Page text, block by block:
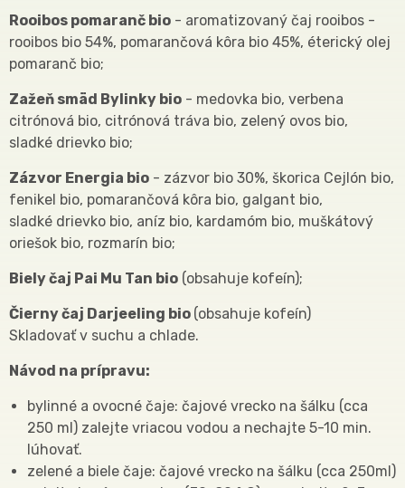
Rooibos pomaranč bio - aromatizovaný čaj rooibos -
rooibos bio 54%, pomarančová kôra bio 45%, éterický olej
pomaranč bio;
Zažeň smäd Bylinky bio - medovka bio, verbena
citrónová bio, citrónová tráva bio, zelený ovos bio,
sladké drievko bio;
Zázvor Energia bio - zázvor bio 30%, škorica Cejlón bio,
fenikel bio, pomarančová kôra bio, galgant bio,
sladké drievko bio, aníz bio, kardamóm bio, muškátový
oriešok bio, rozmarín bio;
Biely čaj Pai Mu Tan bio (obsahuje kofeín);
Čierny čaj Darjeeling bio (obsahuje kofeín)
Skladovať v suchu a chlade.
Návod na prípravu:
bylinné a ovocné čaje: čajové vrecko na šálku (cca
250 ml) zalejte vriacou vodou a nechajte 5-10 min.
lúhovať.
zelené a biele čaje: čajové vrecko na šálku (cca 250ml)